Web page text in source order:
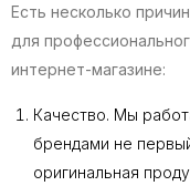
Есть несколько
для
интернет-магазине:
Качество. Мы
брендами не
оригинальная